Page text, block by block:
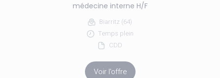
médecine interne H/F
Biarritz (64)
Temps plein
CDD
Voir l'offre